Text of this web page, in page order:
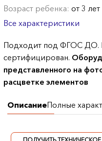
Возраст ребенка:от 3 лет
Все характеристики
Подходит под ФГОС ДО.
сертифицирован.
представленного на
расцветке элементов
ОписаниеПолные